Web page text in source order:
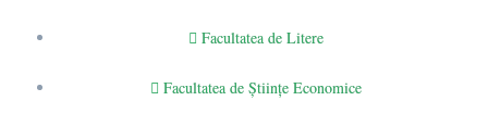
Facultatea de Litere
Facultatea de Științe Economice